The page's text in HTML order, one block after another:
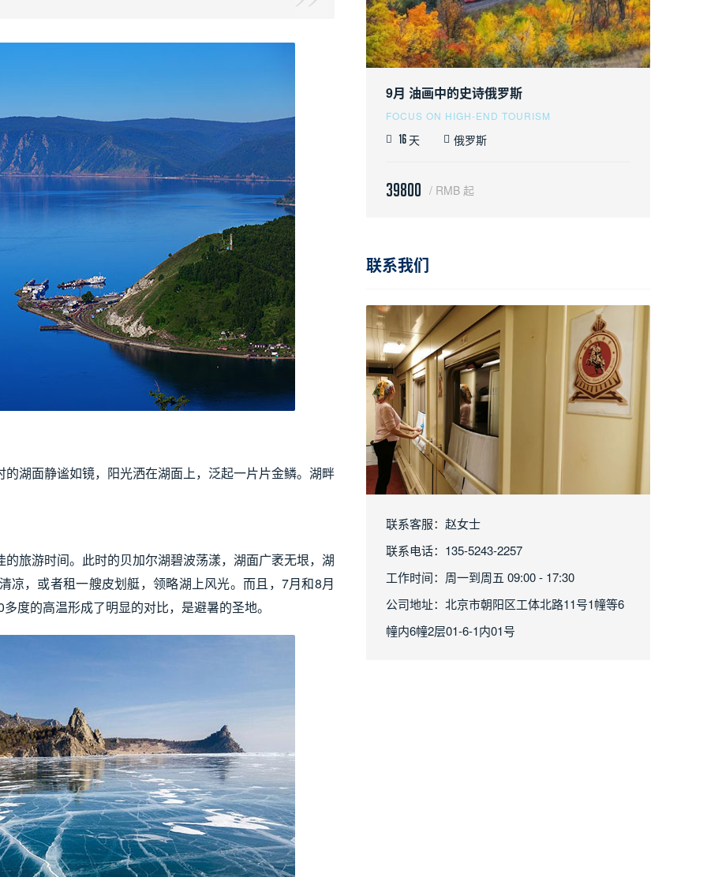
湖面静谧如镜，阳光洒在湖面上，泛起一片片金鳞。湖畔
旅游时间。此时的贝加尔湖碧波荡漾，湖面广袤无垠，湖
凉，或者租一艘皮划艇，领略湖上风光。而且，7月和8月
度的高温形成了明显的对比，是避暑的圣地。
9月 油画中的史诗俄罗斯
FOCUS ON HIGH-END TOURISM
16 天 俄罗斯
39800 / RMB 起
联系我们
联系客服：赵女士
联系电话：135-5243-2257
工作时间：周一到周五 09:00 - 17:30
公司地址：北京市朝阳区工体北路11号1幢等6
幢内6幢2层01-6-1内01号